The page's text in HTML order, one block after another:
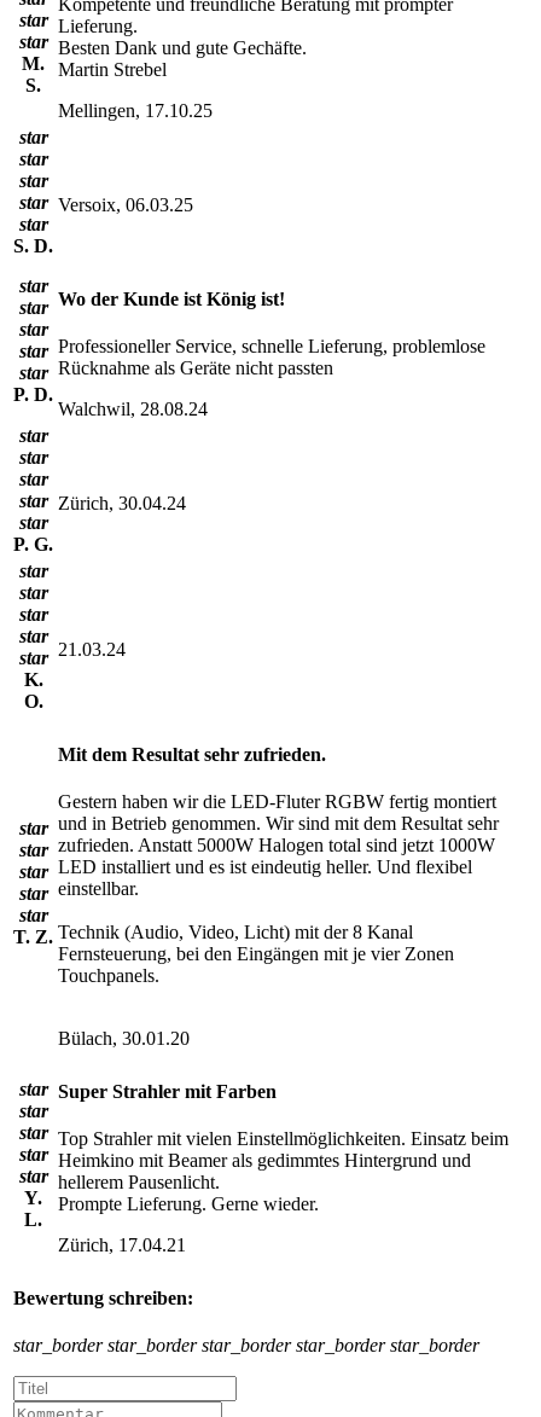
star
star
M.
S.
Lieferung.
Besten Dank und gute Gechäfte.
Martin Strebel
Mellingen, 17.10.25
star
star
star
star
star
S. D.
Versoix, 06.03.25
star
star
star
star
star
P. D.
Wo der Kunde ist König ist!
Professioneller Service, schnelle Lieferung, problemlose
Rücknahme als Geräte nicht passten
Walchwil, 28.08.24
star
star
star
star
star
P. G.
Zürich, 30.04.24
star
star
star
star
star
K.
O.
21.03.24
star
star
star
star
star
T. Z.
Mit dem Resultat sehr zufrieden.
Gestern haben wir die LED-Fluter RGBW fertig montiert
und in Betrieb genommen. Wir sind mit dem Resultat sehr
zufrieden. Anstatt 5000W Halogen total sind jetzt 1000W
LED installiert und es ist eindeutig heller. Und flexibel
einstellbar.
Technik (Audio, Video, Licht) mit der 8 Kanal
Fernsteuerung, bei den Eingängen mit je vier Zonen
Touchpanels.
Bülach, 30.01.20
star
star
star
star
star
Y.
L.
Super Strahler mit Farben
Top Strahler mit vielen Einstellmöglichkeiten. Einsatz beim
Heimkino mit Beamer als gedimmtes Hintergrund und
hellerem Pausenlicht.
Prompte Lieferung. Gerne wieder.
Zürich, 17.04.21
Bewertung schreiben:
star_border star_border star_border star_border star_border